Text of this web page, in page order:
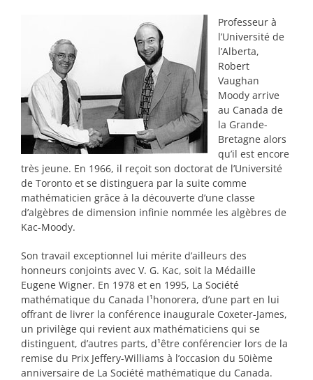
Professeur à
l’Université de
l’Alberta,
Robert
Vaughan
Moody arrive
au Canada de
la Grande-
Bretagne alors
qu’il est encore
très jeune. En 1966, il reçoit son doctorat de l’Université
de Toronto et se distinguera par la suite comme
mathématicien grâce à la découverte d’une classe
d’algèbres de dimension infinie nommée les algèbres de
Kac-Moody.
Son travail exceptionnel lui mérite d’ailleurs des
honneurs conjoints avec V. G. Kac, soit la Médaille
Eugene Wigner. En 1978 et en 1995, La Société
mathématique du Canada l¹honorera, d’une part en lui
offrant de livrer la conférence inaugurale Coxeter-James,
un privilège qui revient aux mathématiciens qui se
distinguent, d’autres parts, d¹être conférencier lors de la
remise du Prix Jeffery-Williams à l’occasion du 50ième
anniversaire de La Société mathématique du Canada.